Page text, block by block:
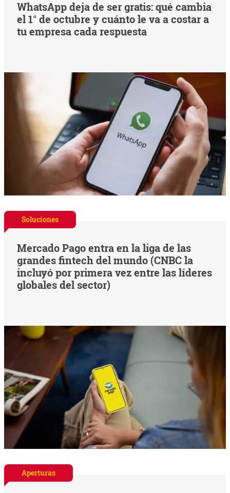
WhatsApp deja de ser gratis: qué cambia
el 1° de octubre y cuánto le va a costar a
tu empresa cada respuesta
Soluciones
Mercado Pago entra en la liga de las
grandes fintech del mundo (CNBC la
incluyó por primera vez entre las líderes
globales del sector)
Aperturas